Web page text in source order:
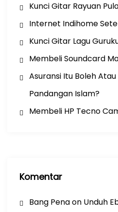
Kunci Gitar Rayuan
Internet Indihome
Kunci Gitar Lagu
Membeli Soundcard
Asuransi Itu Boleh
Pandangan Islam?
Membeli HP Tecno
Komentar
Bang Penaon Unduh